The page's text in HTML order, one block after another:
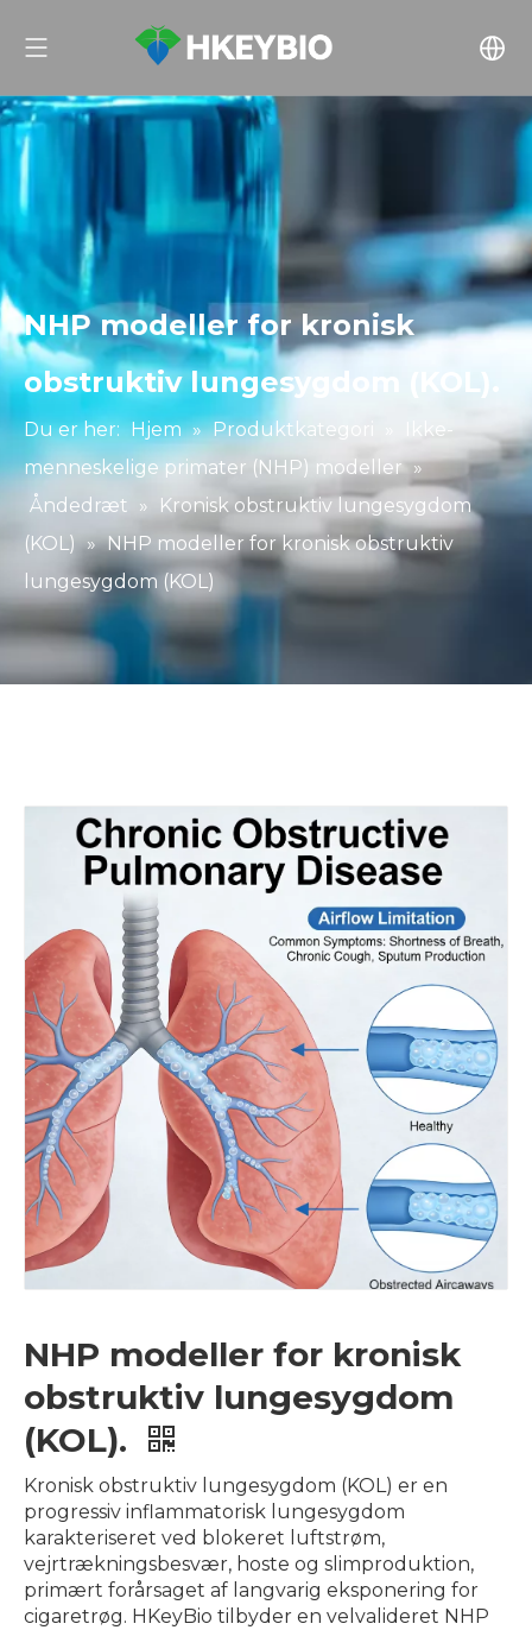
NHP modeller for kronisk
obstruktiv lungesygdom (KOL).
Du er her: Hjem » Produktkategori
Ikke-
menneskelige primater (NHP) modeller »
Åndedræt »
Kronisk obstruktiv lungesygdom
(KOL) » NHP modeller for kronisk obstruktiv
lungesygdom (KOL)
NHP modeller for kronisk
obstruktiv lungesygdom
(KOL).
Kronisk obstruktiv lungesygdom (KOL) er en
progressiv inflammatorisk lungesygdom
karakteriseret ved blokeret luftstrøm,
vejrtrækningsbesvær, hoste og slimproduktion,
primært forårsaget af langvarig eksponering for
cigaretrøg. HKeyBio tilbyder en velvalideret NHP